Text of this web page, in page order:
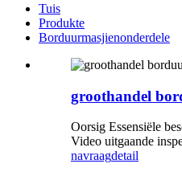
Tuis
Produkte
Borduurmasjienonderdele
groothandel
Oorsig Essensiële
Video uitgaande
navraagdetail